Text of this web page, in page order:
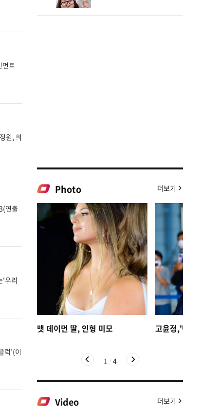
먼트
원, 희
연출
'우리
럭’(이
Photo 더보기
맷 데이먼 딸, 인형 미모 고윤정,'탄성을 자
1 4
Video 더보기